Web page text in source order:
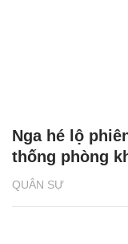
QUÂN SỰ
Nga hé lộ
thống phòng